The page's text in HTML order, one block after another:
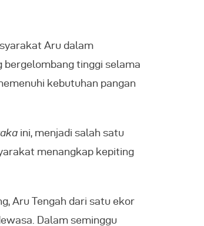
Aru dalam
tinggi selama
kebutuhan pangan
ini, menjadi salah satu
menangkap kepiting
Aru Tengah dari satu ekor
Dalam seminggu